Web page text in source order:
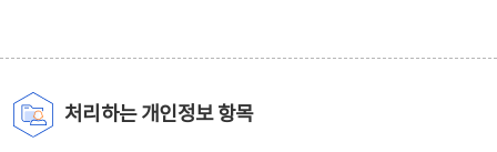
처리하는 개인정보 항목